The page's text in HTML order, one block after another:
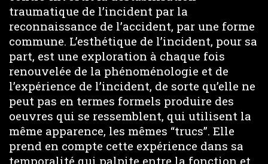
traumatique de l’incident par la
reconnaissance de l’accident, par une forme
commune. L’esthétique de l’incident, pour sa
part, est une exploration à chaque fois
renouvelée de la phénoménologie et de
l’expérience de l’incident, de sorte qu’elle ne
peut pas en termes formels produire des
oeuvres qui se ressemblent, qui utilisent la
même apparence, les mêmes “trucs”. Elle
prend en compte cette expérience dans sa
temporalité qui palpite entre la fonction et